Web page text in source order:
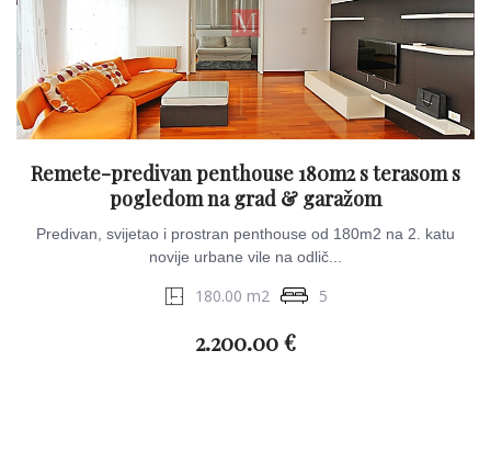
Remete-predivan penthouse 180m2 s terasom s
pogledom na grad & garažom
Predivan, svijetao i prostran penthouse od 180m2 na 2. katu
novije urbane vile na odlič...
180.00 m2 5
2.200.00 €